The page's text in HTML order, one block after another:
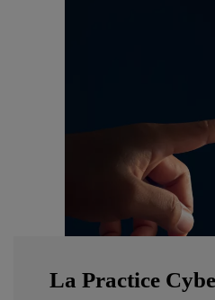
La Practice